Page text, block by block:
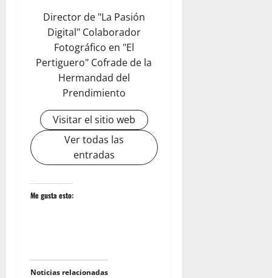
Director de "La Pasión
Digital" Colaborador
Fotográfico en "El
Pertiguero" Cofrade de la
Hermandad del
Prendimiento
Visitar el sitio web
Ver todas las
entradas
Me gusta esto:
Noticias relacionadas